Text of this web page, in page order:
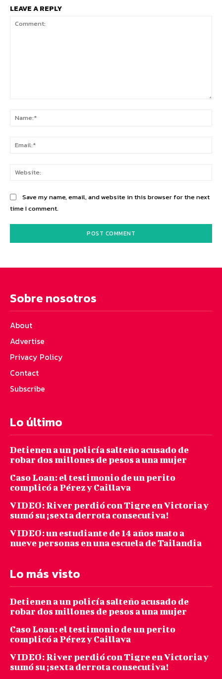
LEAVE A REPLY
Save my name, email, and website in this browser for the next
time I comment.
Sobre nosotros
About
Advertise
Privacy Policy
Contact
Subscribe
Lo último
Detienen a un policía salteño acusado de
robar dos millones de pesos a una mujer
Caso Loan: el testimonio de un perito
complicó a Pérez y Caillava
VIDEO: River perdió con Tigre en Victoria y
sumó su ¡sexta derrota consecutiva!
VIDEO: un estudiante de 14 años mato a
nueve personas en una escuela de Tailandia
Lo más visto
Detienen a un policía salteño acusado de
robar dos millones de pesos a una mujer
Caso Loan: el testimonio de un perito
complicó a Pérez y Caillava
VIDEO: River perdió con Tigre en Victoria y
sumó su ¡sexta derrota consecutiva!